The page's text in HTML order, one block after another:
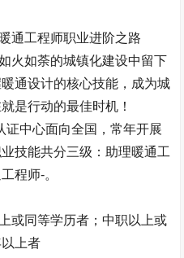
通工程师职业进阶之路
火如荼的城镇化建设中留下
通设计的核心技能，成为城
是行动的最佳时机！
证中心面向全国，常年开展
技能共分三级：助理暖通工
程师-。
或同等学历者；中职以上或
上者